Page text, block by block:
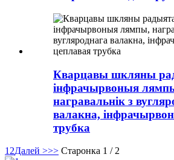
Кварцавы шкляны
інфрачырвоныя
награвальнік з
валакна,
трубка
1 2Далей >>> Старонка 1 / 2